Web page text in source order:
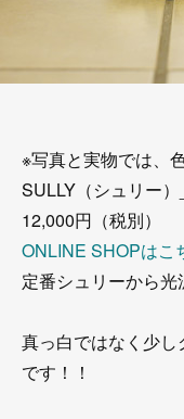
※写真と実物では、
SULLY（シュリー
12,000円（税別）
ONLINE SHOPはこ
定番シュリーから
真っ白ではなく少
です！！